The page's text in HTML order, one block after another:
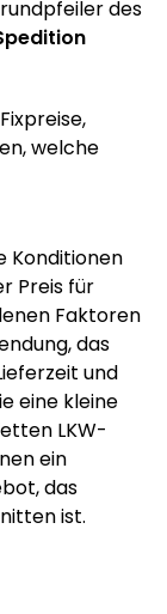
des
welche
Konditionen
Preis für
Faktoren
das
und
eine kleine
LKW-
ein
das
ist.